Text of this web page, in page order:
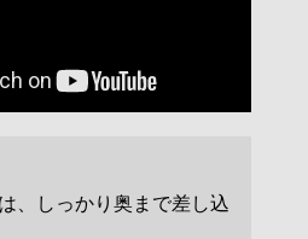
、しっかり奥まで差し込